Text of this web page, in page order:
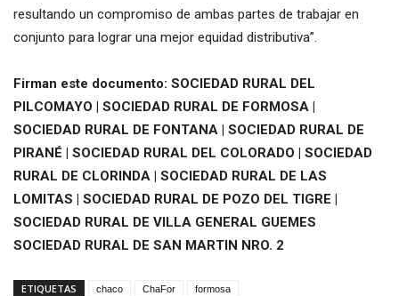
resultando un compromiso de ambas partes de trabajar en
conjunto para lograr una mejor equidad distributiva”.
Firman este documento: SOCIEDAD RURAL DEL
PILCOMAYO | SOCIEDAD RURAL DE FORMOSA |
SOCIEDAD RURAL DE FONTANA | SOCIEDAD RURAL DE
PIRANÉ | SOCIEDAD RURAL DEL COLORADO | SOCIEDAD
RURAL DE CLORINDA | SOCIEDAD RURAL DE LAS
LOMITAS | SOCIEDAD RURAL DE POZO DEL TIGRE |
SOCIEDAD RURAL DE VILLA GENERAL GUEMES
SOCIEDAD RURAL DE SAN MARTIN NRO. 2
ETIQUETAS chaco ChaFor formosa